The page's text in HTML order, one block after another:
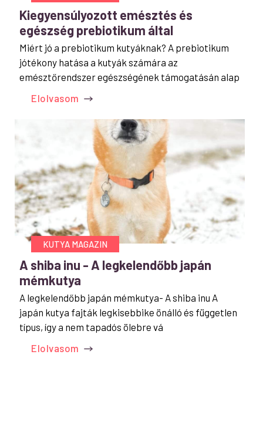
Kiegyensúlyozott emésztés és
egészség prebiotikum által
Miért jó a prebiotikum kutyáknak? A prebiotikum
jótékony hatása a kutyák számára az
emésztőrendszer egészségének támogatásán alap
Elolvasom
KUTYA MAGAZIN
A shiba inu - A legkelendőbb japán
mémkutya
A legkelendőbb japán mémkutya- A shiba inu A
japán kutya fajták legkisebbike önálló és független
típus, így a nem tapadós ölebre vá
Elolvasom